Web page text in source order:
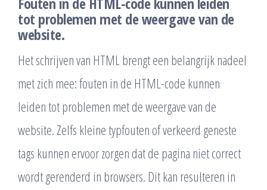
tot problemen met de weergave van de
website.
Het schrijven van HTML brengt een belangrijk nadeel
met zich mee: fouten in de HTML-code kunnen
leiden tot problemen met de weergave van de
website. Zelfs kleine typfouten of verkeerd geneste
tags kunnen ervoor zorgen dat de pagina niet correct
wordt gerenderd in browsers. Dit kan resulteren in